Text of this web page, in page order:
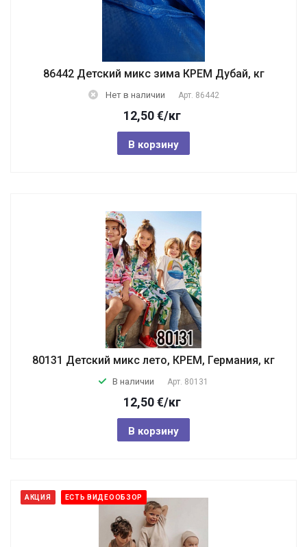
86442 Детский микс зима КРЕМ Дубай, кг
Нет в наличии Арт. 86442
12,50€/кг
В корзину
80131 Детский микс лето, КРЕМ, Германия, кг
В наличии Арт. 80131
12,50€/кг
В корзину
АКЦИЯ ЕСТЬ ВИДЕООБЗОР